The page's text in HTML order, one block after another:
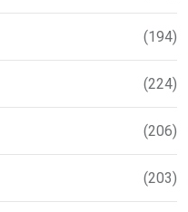
(194)
(224)
(206)
(203)